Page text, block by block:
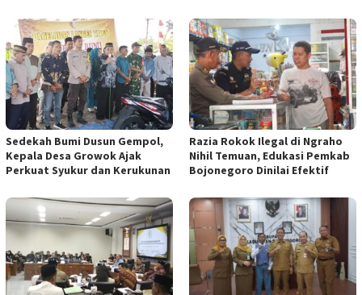
Sedekah Bumi Dusun Gempol,
Kepala Desa Growok Ajak
Perkuat Syukur dan Kerukunan
Razia Rokok Ilegal di Ngraho
Nihil Temuan, Edukasi Pemkab
Bojonegoro Dinilai Efektif